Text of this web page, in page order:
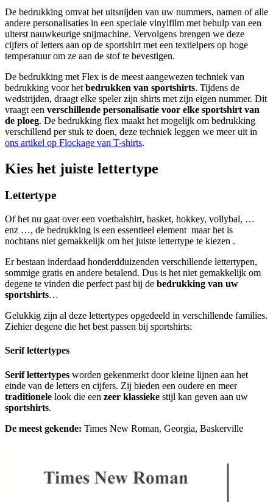
De bedrukking omvat het uitsnijden van uw nummers, namen of alle
andere personalisaties in een speciale vinylfilm met behulp van een
uiterst nauwkeurige snijmachine. Vervolgens brengen we deze
cijfers of letters aan op de sportshirt met een textielpers op hoge
temperatuur om ze aan de stof te bevestigen.
De bedrukking met Flex is de meest aangewezen techniek van
bedrukking voor het bedrukken van sportshirts. Tijdens de
wedstrijden, draagt elke speler zijn shirts met zijn eigen nummer. Dit
vraagt een verschillende personalisatie voor elke sportshirt van
de ploeg. De bedrukking flex maakt het mogelijk om bedrukking
verschillend per stuk te doen, deze techniek leggen we meer uit in
ons artikel op Flockage van T-shirts.
Kies het juiste lettertype
Lettertype
Of het nu gaat over een voetbalshirt, basket, hokkey, vollybal, …
enz …, de bedrukking is een essentieel element maar het is
nochtans niet gemakkelijk om het juiste lettertype te kiezen .
Er bestaan inderdaad honderdduizenden verschillende lettertypen,
sommige gratis en andere betalend. Dus is het niet gemakkelijk om
degene te vinden die perfect past bij de bedrukking van uw
sportshirts…
Gelukkig zijn al deze lettertypes opgedeeld in verschillende families.
Ziehier degene die het best passen bij sportshirts:
Serif lettertypes
Serif lettertypes worden gekenmerkt door kleine lijnen aan het
einde van de letters en cijfers. Zij bieden een oudere en meer
traditionele look die een zeer klassieke stijl kan geven aan uw
sportshirts.
De meest gekende: Times New Roman, Georgia, Baskerville